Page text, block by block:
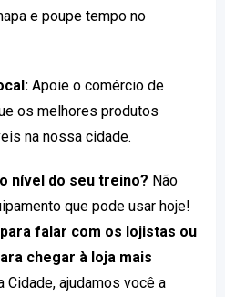
e poupe tempo no
Apoie o comércio de
os melhores produtos
na nossa cidade.
nível do seu treino? Não
que pode usar hoje!
falar com os lojistas ou
chegar à loja mais
Cidade, ajudamos você a